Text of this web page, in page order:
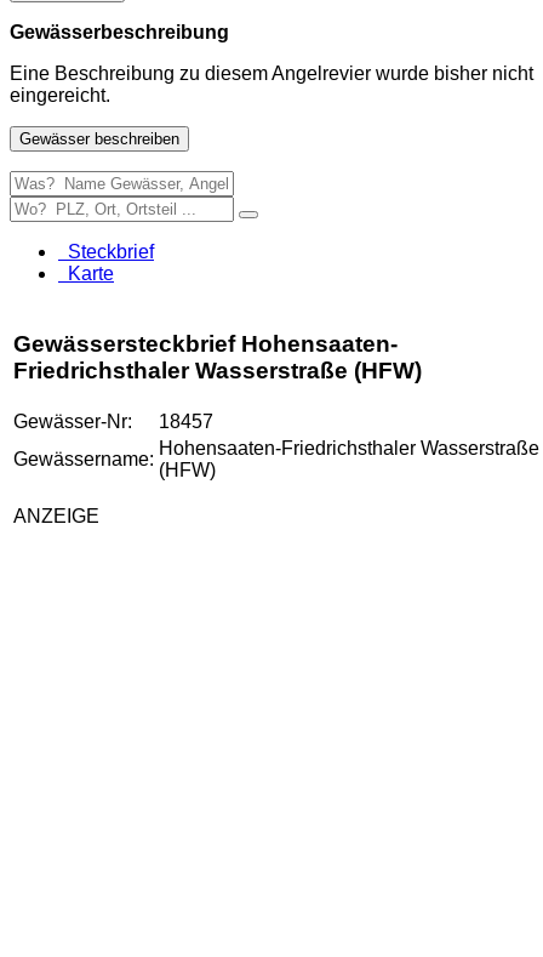
Gewässerbeschreibung
Eine Beschreibung zu diesem Angelrevier wurde bisher nicht
eingereicht.
Gewässer beschreiben
Steckbrief
Karte
Gewässersteckbrief Hohensaaten-
Friedrichsthaler Wasserstraße (HFW)
Gewässer-Nr:
18457
Gewässername:
Hohensaaten-Friedrichsthaler Wasserstraße
(HFW)
ANZEIGE